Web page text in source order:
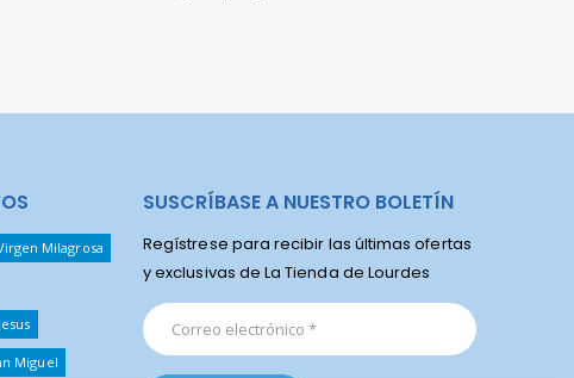
Milagrosa
Jesus
Miguel
SUSCRÍBASE A NUESTRO BOLETÍN
Regístrese para recibir las últimas ofertas
y exclusivas de La Tienda de Lourdes